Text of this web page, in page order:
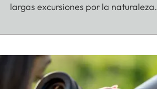
largas excursiones por la naturaleza.